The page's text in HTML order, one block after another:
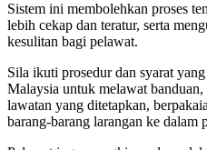
Sistem ini membolehkan proses
lebih cekap dan teratur, serta
kesulitan bagi pelawat.
Sila ikuti prosedur dan syarat
Malaysia untuk melawat
lawatan yang ditetapkan,
barang-barang larangan ke dalam